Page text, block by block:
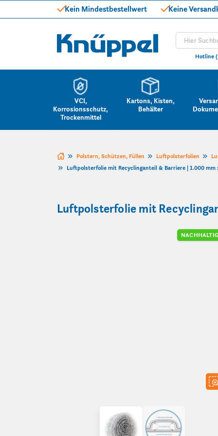
Kein Mindestbestellwert Keine
Knüppel
Produkt
Hotline
VCI,
Korrosionsschutz,
Trockenmittel
Kartons, Kisten,
Behälter
Polstern, Schützen, Füllen Luftpolsterfolien
Luftpolsterfolie mit Recyclinganteil & Barriere | 1.000
Luftpolsterfolie mit
NACHHALTIG